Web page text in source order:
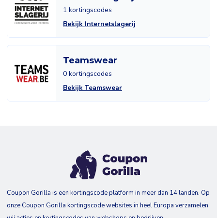
1 kortingscodes
Bekijk Internetslagerij
Teamswear
0 kortingscodes
Bekijk Teamswear
Coupon Gorilla is een kortingscode platform in meer dan 14 landen. Op
onze Coupon Gorilla kortingscode websites in heel Europa verzamelen